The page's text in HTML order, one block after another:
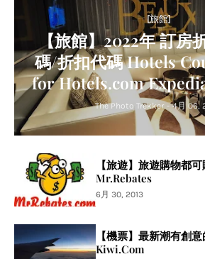
[旅館]
【旅館】2022年 訂房
碼/折扣代碼 Hotels
for Hotels.com
Agoda Trip.com
The Photo Trekker - 4月 06,
【旅遊】旅遊購物都
Mr.Rebates
6月 30, 2013
【機票】最新潮有創
Kiwi.Com